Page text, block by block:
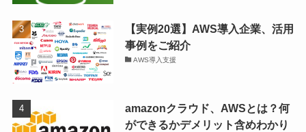
【実例20選】AWS導入企業、活用
事例をご紹介
AWS導入支援
amazonクラウド、AWSとは？何
ができるかデメリット含めわかり